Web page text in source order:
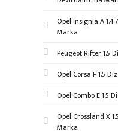
Opel İnsignia A 1.4
Marka
Peugeot Rifter 1.5
Opel Corsa F 1.5
Opel Combo E 1.5
Opel Crossland X
Marka